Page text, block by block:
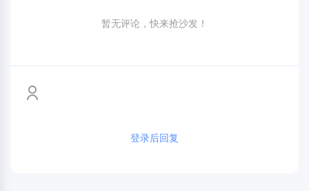
暂无评论，快来抢沙发！
登录后回复